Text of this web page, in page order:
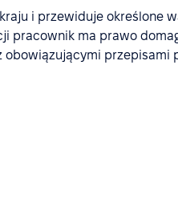
i przewiduje określone
pracownik ma prawo
obowiązującymi przepisami